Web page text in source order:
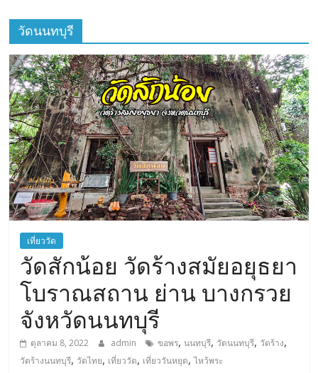
มากมาย
เว็บ
ท่อง
เที่ยว
รีวิว
การ
เดิน
ทาง
สถาน
ที่
ท่อง
เที่ยว
เที่ยว
กิน
ที่พัก
มากมาย
วัดนนทบุรี
เที่ยววัด
วัดสักน้อย วัดร้างสมัยอยุธยา
โบราณสถาน ย่าน บางกรวย
จังหวัดนนทบุรี
ตุลาคม 8, 2022 admin ขอพร,นนทบุรี, วัดนนทบุรี, วัดร้าง,
วัดร้างนนทบุรี, วัดไทย, เที่ยววัด, เที่ยววันหยุด,ไหว้พระ